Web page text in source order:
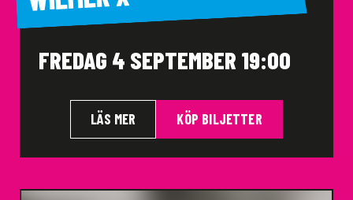
FREDAG 4 SEPTEMBER 19:00
LÄS MER KÖP BILJETTER